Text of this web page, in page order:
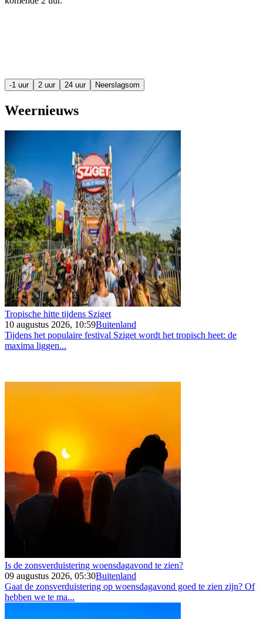
-1 uur 2 uur 24 uur Neerslagsom
Weernieuws
Tropische hitte tijdens Sziget
10 augustus 2026, 10:59Buitenland
Tijdens het populaire festival Sziget wordt het tropisch heet: de
maxima liggen...
Is de zonsverduistering woensdagavond te zien?
09 augustus 2026, 05:30Buitenland
Gaat de zonsverduistering op woensdagavond goed te zien zijn? Of
hebben we te ma...